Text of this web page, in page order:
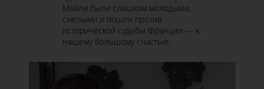
Мэйли были слишком молодыми,
смелыми и пошли против
исторической судьбы Франции — к
нашему большому счастью.